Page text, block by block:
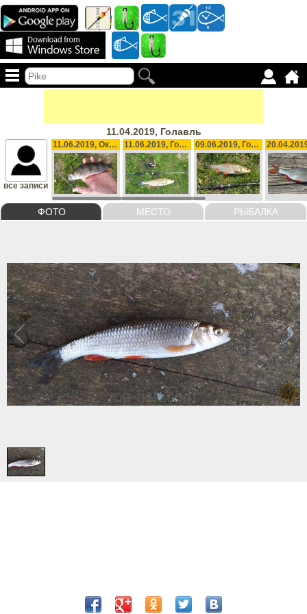
11.04.2019, Голавль
ФОТО МЕСТО РЫБАЛКА
все записи
11.06.2019, Окунь, 105 g 11.06.2019, Голавль, 500 g 09.06.2019, Голавль, 655 g